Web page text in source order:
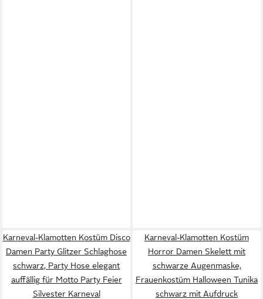
Karneval-Klamotten Kostüm Disco
Damen Party Glitzer Schlaghose
schwarz, Party Hose elegant
auffällig für Motto Party Feier
Silvester Karneval
Karneval-Klamotten Kostüm
Horror Damen Skelett mit
schwarze Augenmaske,
Frauenkostüm Halloween Tunika
schwarz mit Aufdruck